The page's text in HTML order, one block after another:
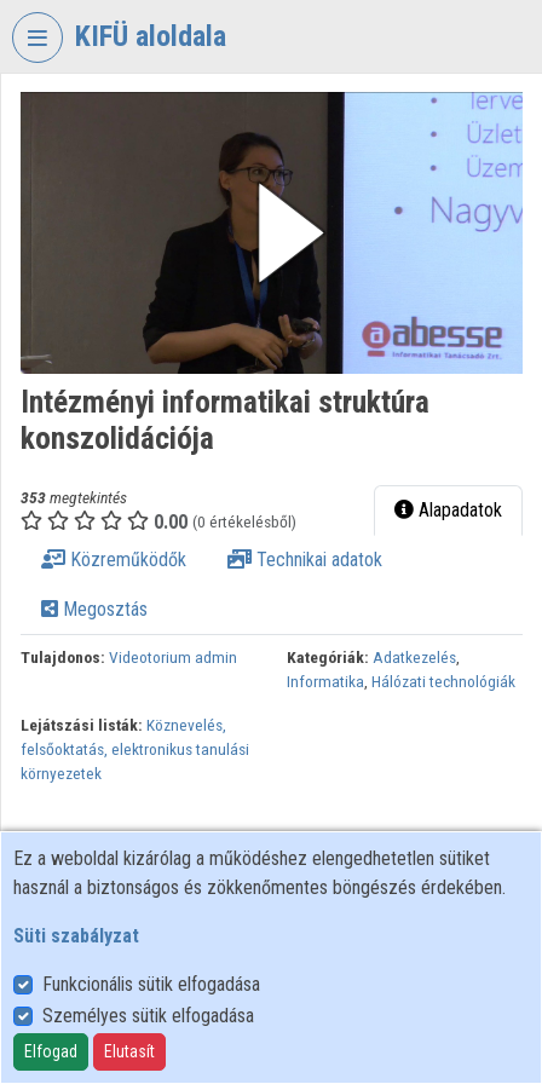
Fejléc kihagyása
KIFÜ aloldala
Intézményi kezdőlap
Bejelentkezés
Intézményi felfedezés
Intézményi listák
Intézmények
Közreműködők
Intézményi informatikai struktúra
konszolidációja
353megtekintés
0.00 (0 értékelésből) Alapadatok
Közreműködők Technikai adatok
Megosztás
Tulajdonos: Videotorium admin Kategóriák: Adatkezelés,
Informatika, Hálózati technológiák
Lejátszási listák: Köznevelés,
felsőoktatás, elektronikus tanulási
környezetek
Felhasználói szabályzat
Adatkezelési tájékoztató
Süti szabályzat
Ez a weboldal kizárólag a működéshez elengedhetetlen sütiket
használ a biztonságos és zökkenőmentes böngészés érdekében.
Süti szabályzat
Funkcionális sütik elfogadása
Személyes sütik elfogadása
Elfogad Elutasít